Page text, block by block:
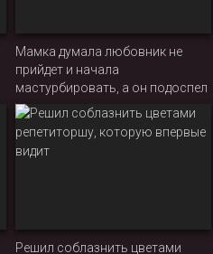
Мамка думала любовник не
прийдет и начала
мастурбировать, а он подоспел
перед её оргазмом
Решил соблазнить цветами